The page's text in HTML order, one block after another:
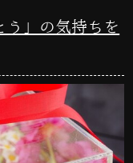
う」の気持ちを